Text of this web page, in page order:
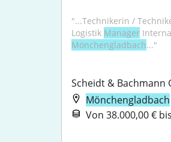
"...Technikerin /
Logistik Manager
Mönchengladbach..."
Scheidt & Bachmann
Mönchengladbach
Von 38.000,00 €